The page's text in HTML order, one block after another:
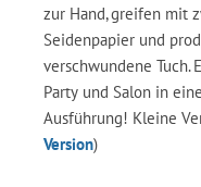
zur Hand, greifen mit
Seidenpapier und
verschwundene Tuch.
Party und Salon in
Ausführung! Kleine
Version)